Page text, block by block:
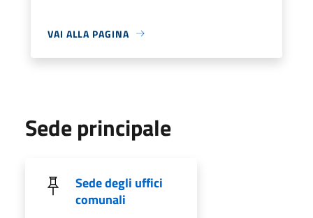
VAI ALLA PAGINA
Sede principale
Sede degli uffici
comunali